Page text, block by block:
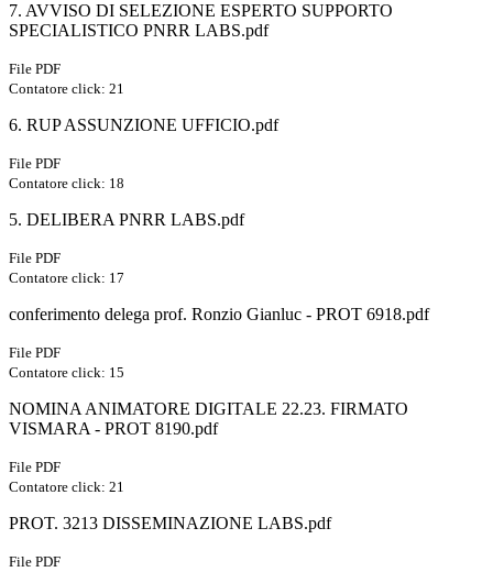
7. AVVISO DI SELEZIONE ESPERTO SUPPORTO
SPECIALISTICO PNRR LABS.pdf
File PDF
Contatore click: 21
6. RUP ASSUNZIONE UFFICIO.pdf
File PDF
Contatore click: 18
5. DELIBERA PNRR LABS.pdf
File PDF
Contatore click: 17
conferimento delega prof. Ronzio Gianluc - PROT 6918.pdf
File PDF
Contatore click: 15
NOMINA ANIMATORE DIGITALE 22.23. FIRMATO
VISMARA - PROT 8190.pdf
File PDF
Contatore click: 21
PROT. 3213 DISSEMINAZIONE LABS.pdf
File PDF